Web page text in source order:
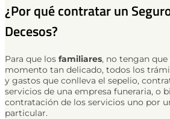
¿Por qué contratar un
Decesos?
Para que los familiares, no tengan que
momento tan delicado, todos los
y gastos que conlleva el sepelio,
servicios de una empresa funeraria, o
contratación de los servicios uno por
particular.